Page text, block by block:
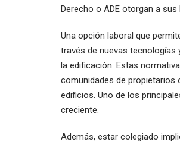
Derecho o ADE otorgan a
Una opción laboral que
través de nuevas
la edificación. Estas
comunidades de propietarios
edificios. Uno de los
creciente.
Además, estar colegiado